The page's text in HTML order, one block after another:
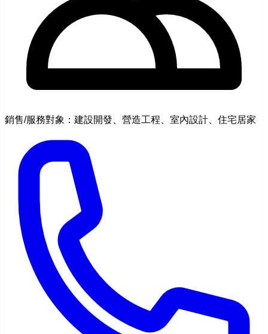
銷售/服務對象：建設開發、營造工程、室內設計、住宅居家